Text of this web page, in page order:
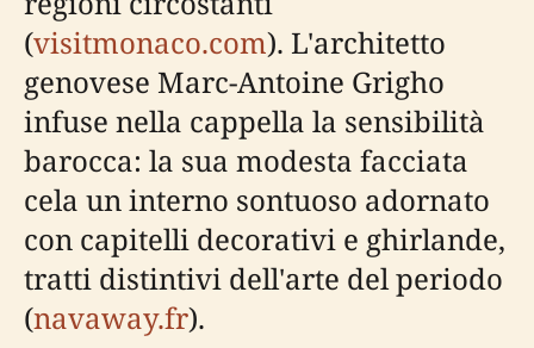
(visitmonaco.com). L'architetto
genovese Marc-Antoine Grigho
infuse nella cappella la sensibilità
barocca: la sua modesta facciata
cela un interno sontuoso adornato
con capitelli decorativi e ghirlande,
tratti distintivi dell'arte del periodo
(navaway.fr).